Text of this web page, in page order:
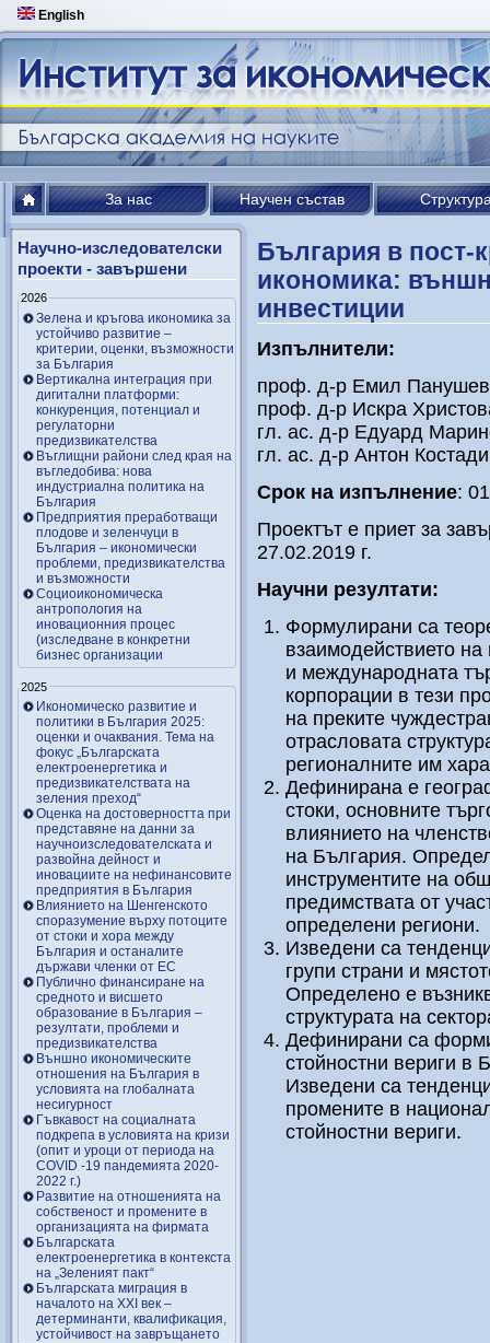
English
За нас Научен състав
Научно-изследователски
проекти - завършени
2026
Зелена и кръгова икономика за
устойчиво развитие –
критерии, оценки, възможности
за България
Вертикална интеграция при
дигитални платформи:
конкуренция, потенциал и
регулаторни
предизвикателства
Въглищни райони след края на
въгледобива: нова
индустриална политика на
България
Предприятия преработващи
плодове и зеленчуци в
България – икономически
проблеми, предизвикателства
и възможности
Социоикономическа
антропология на
иновационния процес
(изследване в конкретни
бизнес организации
2025
Икономическо развитие и
политики в България 2025:
оценки и очаквания. Тема на
фокус „Българската
електроенергетика и
предизвикателствата на
зеления преход“
Оценка на достоверността при
представяне на данни за
научноизследователската и
развойна дейност и
иновациите на нефинансовите
предприятия в България
Влиянието на Шенгенското
споразумение върху потоците
от стоки и хора между
България и останалите
държави членки от ЕС
Публично финансиране на
средното и висшето
образование в България –
резултати, проблеми и
предизвикателства
Външно икономическите
отношения на България в
условията на глобалната
несигурност
Гъвкавост на социалната
подкрепа в условията на кризи
(опит и уроци от периода на
COVID -19 пандемията 2020-
2022 г.)
Развитие на отношенията на
собственост и промените в
организацията на фирмата
Българската
електроенергетика в контекста
на „Зеленият пакт“
Българската миграция в
началото на ХХІ век –
детерминанти, квалификация,
устойчивост на завръщането
България в пост-
икономика:
инвестиции
Изпълнители:
проф. д-р Емил Панушев
проф. д-р Искра
гл. ас. д-р Едуард
гл. ас. д-р Антон
Срок на изпълнение:
Проектът е приет за
27.02.2019 г.
Научни резултати:
Формулирани са
взаимодействието
и международната
корпорации в тези
на преките
отрасловата
регионалните им
Дефинирана е
стоки, основните
влиянието на
на България.
инструментите на
предимствата от
определени региони.
Изведени са
групи страни и
Определено е
структурата на
Дефинирани са
стойностни вериги в
Изведени са
промените в
стойностни вериги.